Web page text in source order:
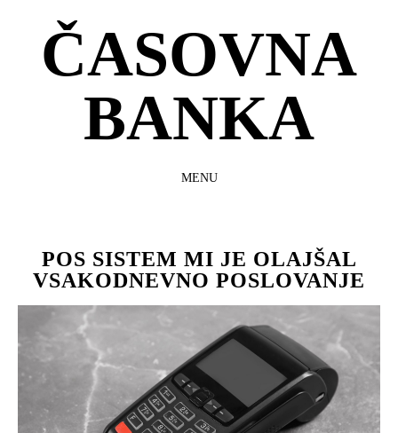
ČASOVNA
BANKA
MENU
CONTENT
POS SISTEM MI JE OLAJŠAL
VSAKODNEVNO POSLOVANJE